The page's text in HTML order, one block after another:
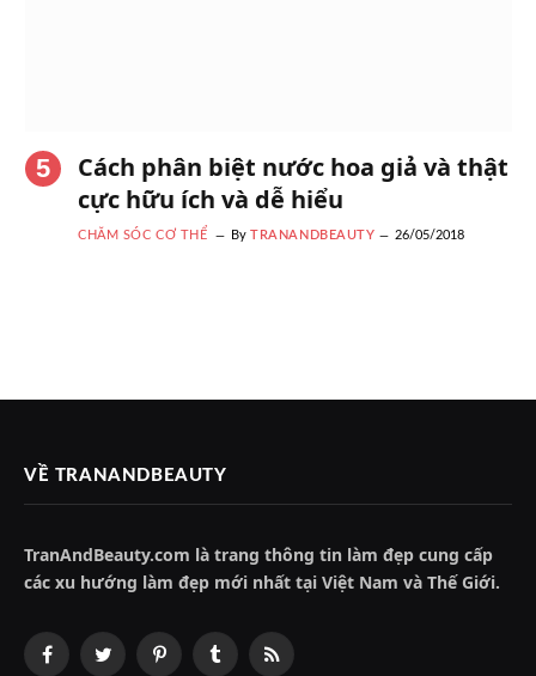
Cách phân biệt nước hoa giả và thật
cực hữu ích và dễ hiểu
CHĂM SÓC CƠ THỂ By TRANANDBEAUTY 26/05/2018
VỀ TRANANDBEAUTY
TranAndBeauty.com là trang thông tin làm đẹp cung cấp
các xu hướng làm đẹp mới nhất tại Việt Nam và Thế Giới.
FacebookTwitterPinterestTumblrRSS